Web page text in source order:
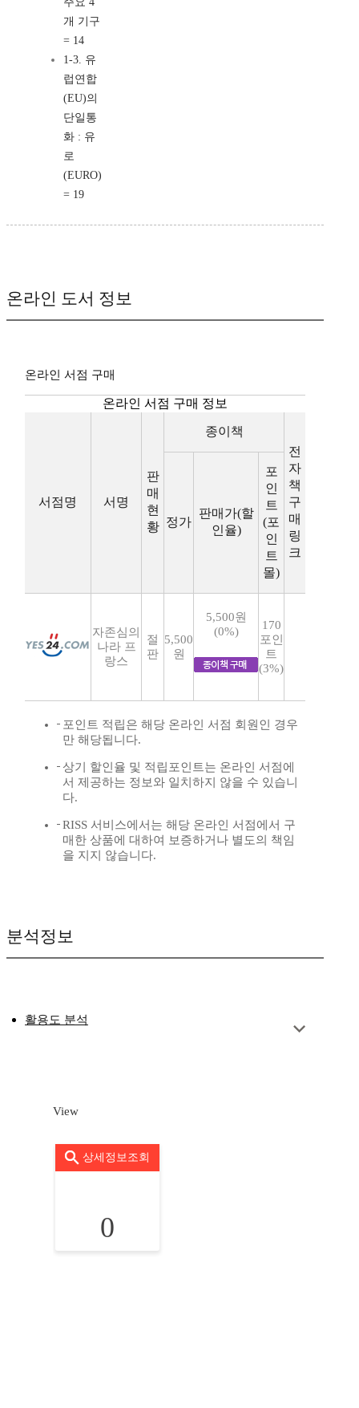
개 기구
= 14
1-3. 유
럽연합
(EU)의
단일통
화 : 유
로
(EURO)
= 19
온라인 도서 정보
온라인 서점 구매
온라인 서점 구매 정보
서점명 서명
판
매
현
황
종이책
전
자
책
구
매
링
크
정가
판매가(할
인율)
포
인
트
(포
인
트
몰)
자존심의
나라 프
랑스
절
판
5,500
원
5,500원
(0%)
170
포인
트
(3%)
포인트 적립은 해당 온라인 서점 회원인 경우
만 해당됩니다.
상기 할인율 및 적립포인트는 온라인 서점에
서 제공하는 정보와 일치하지 않을 수 있습니
다.
RISS 서비스에서는 해당 온라인 서점에서 구
매한 상품에 대하여 보증하거나 별도의 책임
을 지지 않습니다.
분석정보
활용도 분석
View
상세정보조회
0